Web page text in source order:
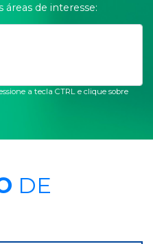
áreas de interesse:
a tecla CTRL e clique sobre
DE